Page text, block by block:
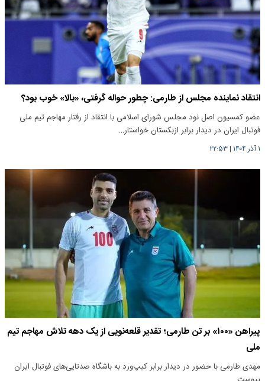
انتقاد نماینده مجلس از طارمی: چطور حواله گرفتی، «بالا» خوب بود؟
عضو کمسیون اصل نود مجلس شورای اسلامی با انتقاد از رفتار مهاجم تیم ملی
فوتبال ایران در دیدار برابر ازبکستان خواستار…
۱ آذر ۱۴۰۴ |۲۲:۵۳
پیراهن «۱۰۰» بر تن طارمی؛ تقدیر قلعه‌نویی از یک دهه تلاش مهاجم تیم
ملی
مهدی طارمی با حضور در دیدار برابر کیپ‌ورد به باشگاه صدتایی‌های فوتبال ایران